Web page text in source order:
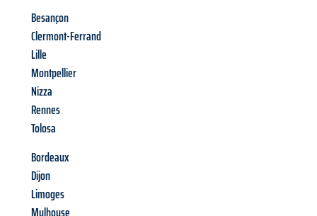
Besançon
Clermont-Ferrand
Lille
Montpellier
Nizza
Rennes
Tolosa
Bordeaux
Dijon
Limoges